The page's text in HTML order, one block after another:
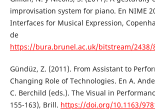
improvisation system for piano. En NIME
Interfaces for Musical Expression,
de
https://bura.brunel.ac.uk/bitstream/2438/
Gündüz, Z. (2011). From Assistant to
Changing Role of Technologies. En A.
C. Berchild (eds.). The Visual in
155-163), Brill. https://doi.org/10.1163/